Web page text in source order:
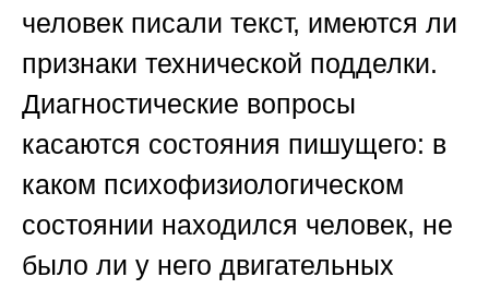
человек писали текст, имеются ли
признаки технической подделки.
Диагностические вопросы
касаются состояния пишущего: в
каком психофизиологическом
состоянии находился человек, не
было ли у него двигательных